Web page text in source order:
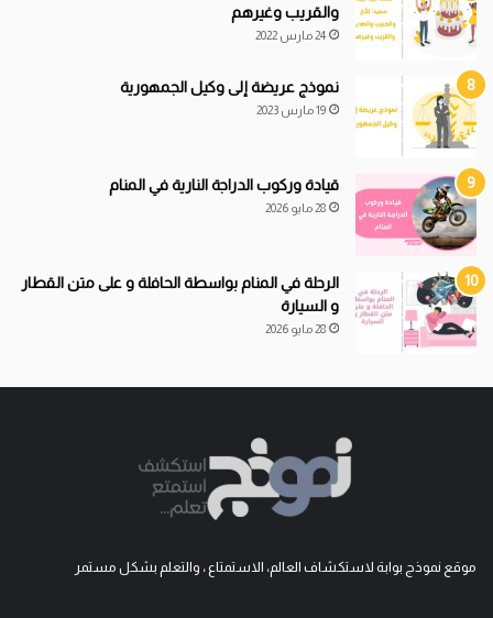
والقريب وغيرهم
24 مارس 2022
نموذج عريضة إلى وكيل الجمهورية
19 مارس 2023
قيادةوركوب الدراجة النارية في المنام
28 مايو 2026
الرحلة في المنام بواسطة الحافلة و على متن القطار
و السيارة
28 مايو 2026
موقع نموذج بوابة لاستكشاف العالم، الاستمتاع ، والتعلم بشكل مستمر